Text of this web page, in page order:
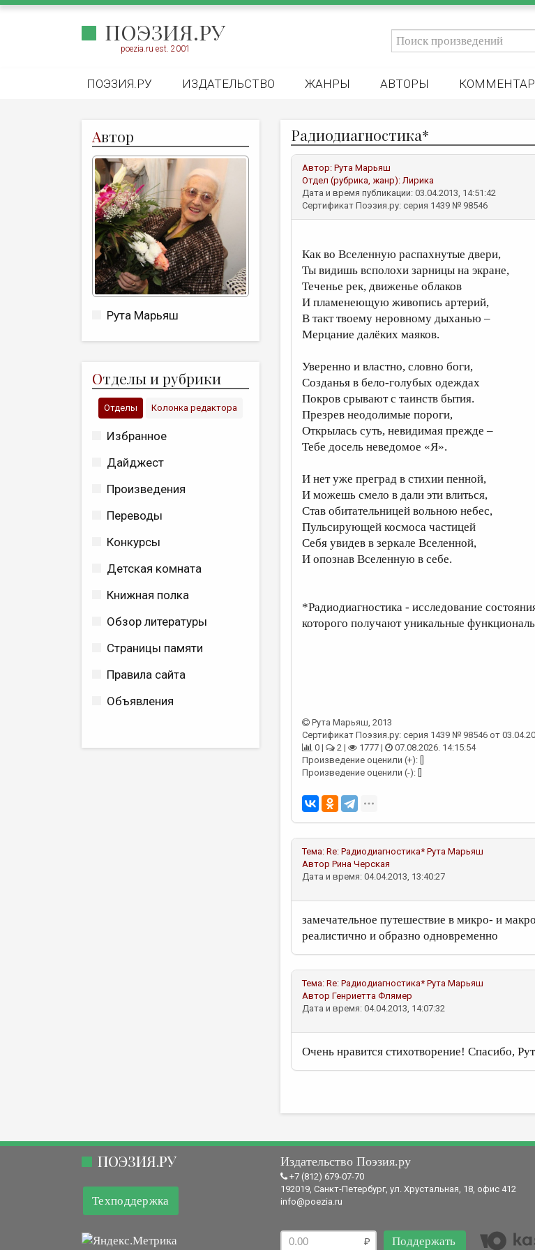
ПОЭЗИЯ.РУ
poezia.ru est. 2001
ПОЭЗИЯ.РУ ИЗДАТЕЛЬСТВО ЖАНРЫ АВТОРЫ
Автор
Рута Марьяш
Отделы и рубрики
Отделы Колонка редактора
Избранное
Дайджест
Произведения
Переводы
Конкурсы
Детская комната
Книжная полка
Обзор литературы
Страницы памяти
Правила сайта
Объявления
Радиодиагностика*
Автор: Рута Марьяш
Отдел (рубрика, жанр):Лирика
Дата и время публикации: 03.04.2013, 14:51:42
Сертификат Поэзия.ру: серия 1439 № 98546
Как во Вселенную распахнутые двери,
Ты видишь всполохи зарницы на экране,
Теченье рек, движенье облаков
И пламенеющую живопись артерий,
В такт твоему неровному дыханью –
Мерцание далёких маяков.
Уверенно и властно, словно боги,
Созданья в бело-голубых одеждах
Покров срывают с таинств бытия.
Презрев неодолимые пороги,
Открылась суть, невидимая прежде –
Тебе досель неведомое «Я».
И нет уже преград в стихии пенной,
И можешь смело в дали эти влиться,
Став обитательницей вольною небес,
Пульсирующей космоса частицей
Себя увидев в зеркале Вселенной,
И опознав Вселенную в себе.
*Радиодиагностика - исследование
которого получают уникальные
Рута Марьяш, 2013
Сертификат Поэзия.ру: серия 1439 № 98546 от
0 |
2 | 1777 |
07.08.2026. 14:15:54
Произведение оценили (+): []
Произведение оценили (-): []
Тема: Re: Радиодиагностика* Рута Марьяш
Автор Рина Черская
Дата и время: 04.04.2013, 13:40:27
замечательное путешествие в микро- и
реалистично и образно одновременно
Тема: Re: Радиодиагностика* Рута Марьяш
Автор Генриетта Флямер
Дата и время: 04.04.2013, 14:07:32
Очень нравится стихотворение! Спасибо,
ПОЭЗИЯ.РУ
Техподдержка
Издательство Поэзия.ру
+7 (812) 679-07-70
192019, Санкт-Петербург, ул. Хрустальная, 18, офис 412
info@poezia.ru
Поддержать